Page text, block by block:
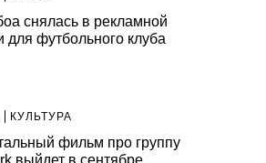
снялась в рекламной
для футбольного клуба
КУЛЬТУРА
фильм про группу
выйдет в сентябре